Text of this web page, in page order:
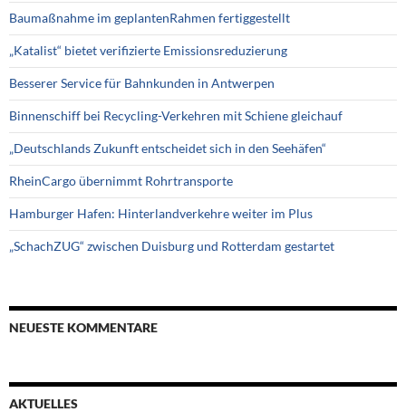
Baumaßnahme im geplantenRahmen fertiggestellt
„Katalist“ bietet verifizierte Emissionsreduzierung
Besserer Service für Bahnkunden in Antwerpen
Binnenschiff bei Recycling-Verkehren mit Schiene gleichauf
„Deutschlands Zukunft entscheidet sich in den Seehäfen“
RheinCargo übernimmt Rohrtransporte
Hamburger Hafen: Hinterlandverkehre weiter im Plus
„SchachZUG“ zwischen Duisburg und Rotterdam gestartet
NEUESTE KOMMENTARE
AKTUELLES